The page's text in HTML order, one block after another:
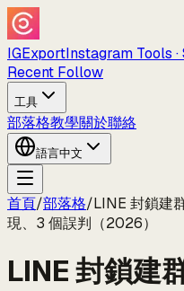
IGExportInstagram Tools
Recent Follow
工具
部落格教學關於聯絡
語言中文
首頁/部落格/LINE 封鎖建
現、3 個誤判（2026）
LINE 封鎖建